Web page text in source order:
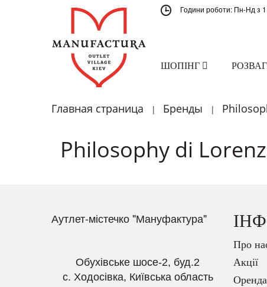
Години роботи: Пн-Нд з
ШОПІНГ
Главная страница | Бренды |
Philosophy di
Аутлет-містечко "Мануфактура"
Обухівське шосе-2, буд.2
с. Ходосівка, Київська область
Про
Акції